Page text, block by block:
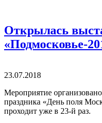
Открылась
«Подмосковье-
23.07.2018
Мероприятие
праздника «День поля
проходит уже в 23-й раз.